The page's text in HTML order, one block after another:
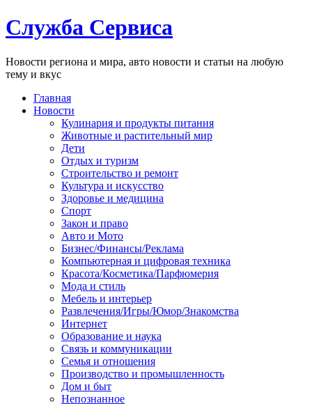
Служба Сервиса
Новости региона и мира, авто новости и статьи на любую
тему и вкус
Главная
Новости
Кулинария и продукты питания
Животные и растительный мир
Дети
Отдых и туризм
Строительство и ремонт
Культура и искусство
Здоровье и медицина
Спорт
Закон и право
Авто и Мото
Бизнес/Финансы/Реклама
Компьютерная и цифровая техника
Красота/Косметика/Парфюмерия
Мода и стиль
Мебель и интерьер
Развлечения/Игры/Юмор/Знакомства
Интернет
Образование и наука
Связь и коммуникации
Семья и отношения
Производство и промышленность
Дом и быт
Непознанное